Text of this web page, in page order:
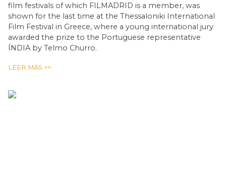
film festivals of which FILMADRID is a member, was
shown for the last time at the Thessaloniki International
Film Festival in Greece, where a young international jury
awarded the prize to the Portuguese representative
ÍNDIA by Telmo Churro.
LEER MÁS >>